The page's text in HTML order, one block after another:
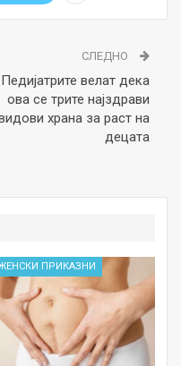
СЛЕДНО
Педијатрите велат дека
ова се трите најздрави
храна за раст на
децата
ПРИКАЗНИ